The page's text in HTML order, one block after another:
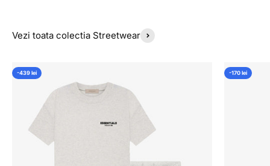
Vezi toata colectia Streetwear
-439 lei -170 lei